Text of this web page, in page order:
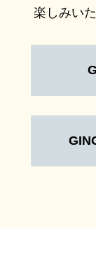
楽しみい